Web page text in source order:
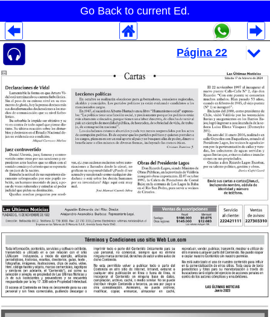
Go Back to current Ed.
Despliegues Analytics
Despliegues Totales
Despliegues por Rubros